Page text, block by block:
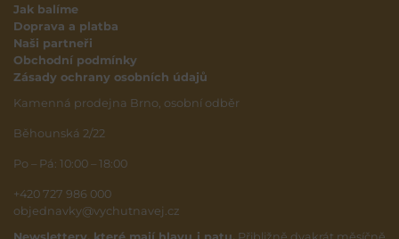
Jak balíme
Doprava a platba
Naši partneři
Obchodní podmínky
Zásady ochrany osobních údajů
Kamenná prodejna Brno, osobní odběr
Běhounská 2/22
Po – Pá: 10:00 – 18:00
+420 727 986 000
objednavky@vychutnavej.cz